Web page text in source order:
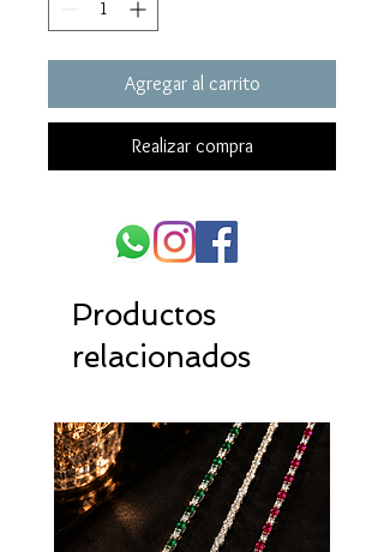
Agregar al carrito
Realizar compra
Productos
relacionados